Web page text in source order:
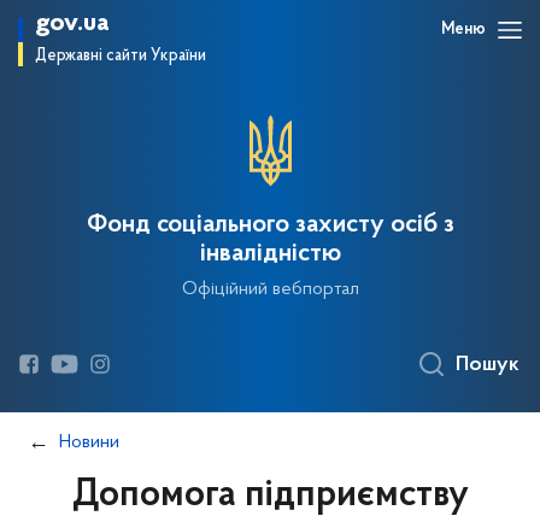
gov.ua
Державні сайти України
Меню
Фонд соціального захисту осіб з
інвалідністю
Офіційний вебпортал
Пошук
Новини
Допомога підприємству